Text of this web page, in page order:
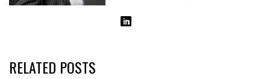
RELATED POSTS